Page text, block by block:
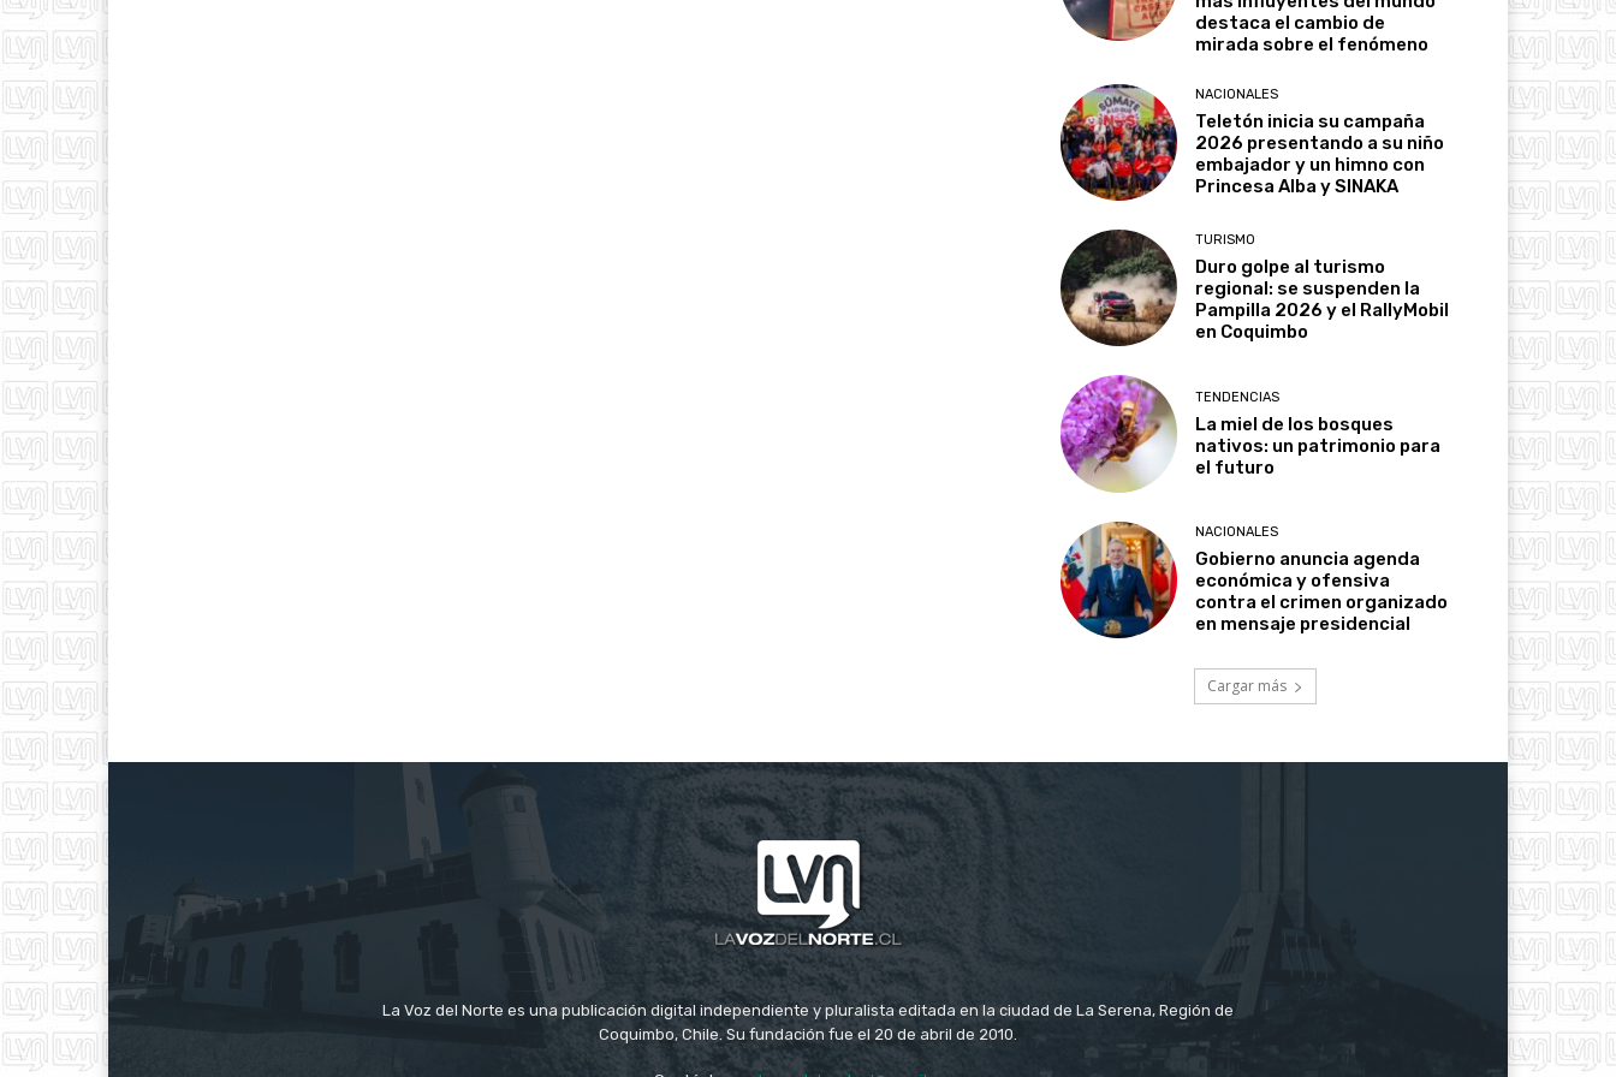
destaca el cambio de
mirada sobre el fenómeno
NACIONALES
Teletón inicia su campaña
2026 presentando a su niño
embajador y un himno con
Princesa Alba y SINAKA
TURISMO
Duro golpe al turismo
regional: se suspenden la
Pampilla 2026 y el RallyMobil
en Coquimbo
TENDENCIAS
La miel de los bosques
nativos: un patrimonio para
el futuro
NACIONALES
Gobierno anuncia agenda
económica y ofensiva
contra el crimen organizado
en mensaje presidencial
Cargar más
La Voz del Norte es una publicación digital independiente y pluralista editada en la ciudad de La Serena, Región de
Coquimbo, Chile. Su fundación fue el 20 de abril de 2010.